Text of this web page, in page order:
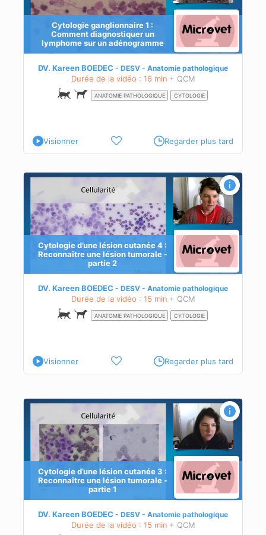
Cytologie ganglionnaire 1 :
Comment diagnostiquer un
lymphome sur un adénogramme
DV. Kareen BOEDEC DESV - Anatomie pathologique
Durée de la vidéo : 16 min + QCM
ANATOMIE PATHOLOGIQUE CYTOLOGIE
Visionner Regarder plus tard
Cytologie d’une lésion cutanée 4 :
Reconnaître une lésion tumorale -
partie 2
DV. Kareen BOEDEC DESV - Anatomie pathologique
Durée de la vidéo : 15 min + QCM
ANATOMIE PATHOLOGIQUE CYTOLOGIE
Visionner Regarder plus tard
Cytologie d’une lésion cutanée 3 :
Reconnaître une lésion tumorale -
partie 1
DV. Kareen BOEDEC DESV - Anatomie pathologique
Durée de la vidéo : 15 min + QCM